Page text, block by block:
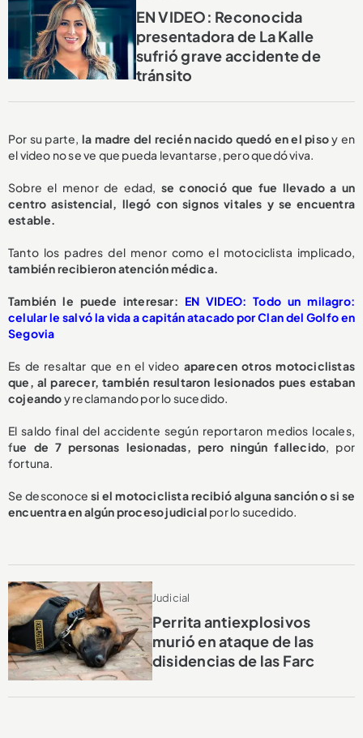
EN VIDEO: Reconocida
presentadora de La Kalle
sufrió grave accidente de
tránsito
Por su parte, la madre del recién nacido quedó en el pisoy en
el video no se ve que pueda levantarse, pero quedó viva.
Sobre el menor de edad, se conoció que fue llevado a un
centro asistencial, llegó con signos vitales y se encuentra
estable.
Tanto los padres del menor como el motociclista implicado,
también recibieron atención médica.
También le puede interesar: EN VIDEO: Todo un milagro:
celular le salvó la vida a capitán atacado por Clan del Golfo en
Segovia
Es de resaltar que en el video aparecen otros motociclistas
que, al parecer, también resultaron lesionados pues estaban
cojeandoy reclamando por lo sucedido.
El saldo final del accidente según reportaron medios locales,
fue de 7 personas lesionadas, pero ningún fallecido, por
fortuna.
Se desconoce si el motociclista recibió alguna sanción o si se
encuentra en algún proceso judicial por lo sucedido.
Judicial
Perrita antiexplosivos
murió en ataque de las
disidencias de las Farc